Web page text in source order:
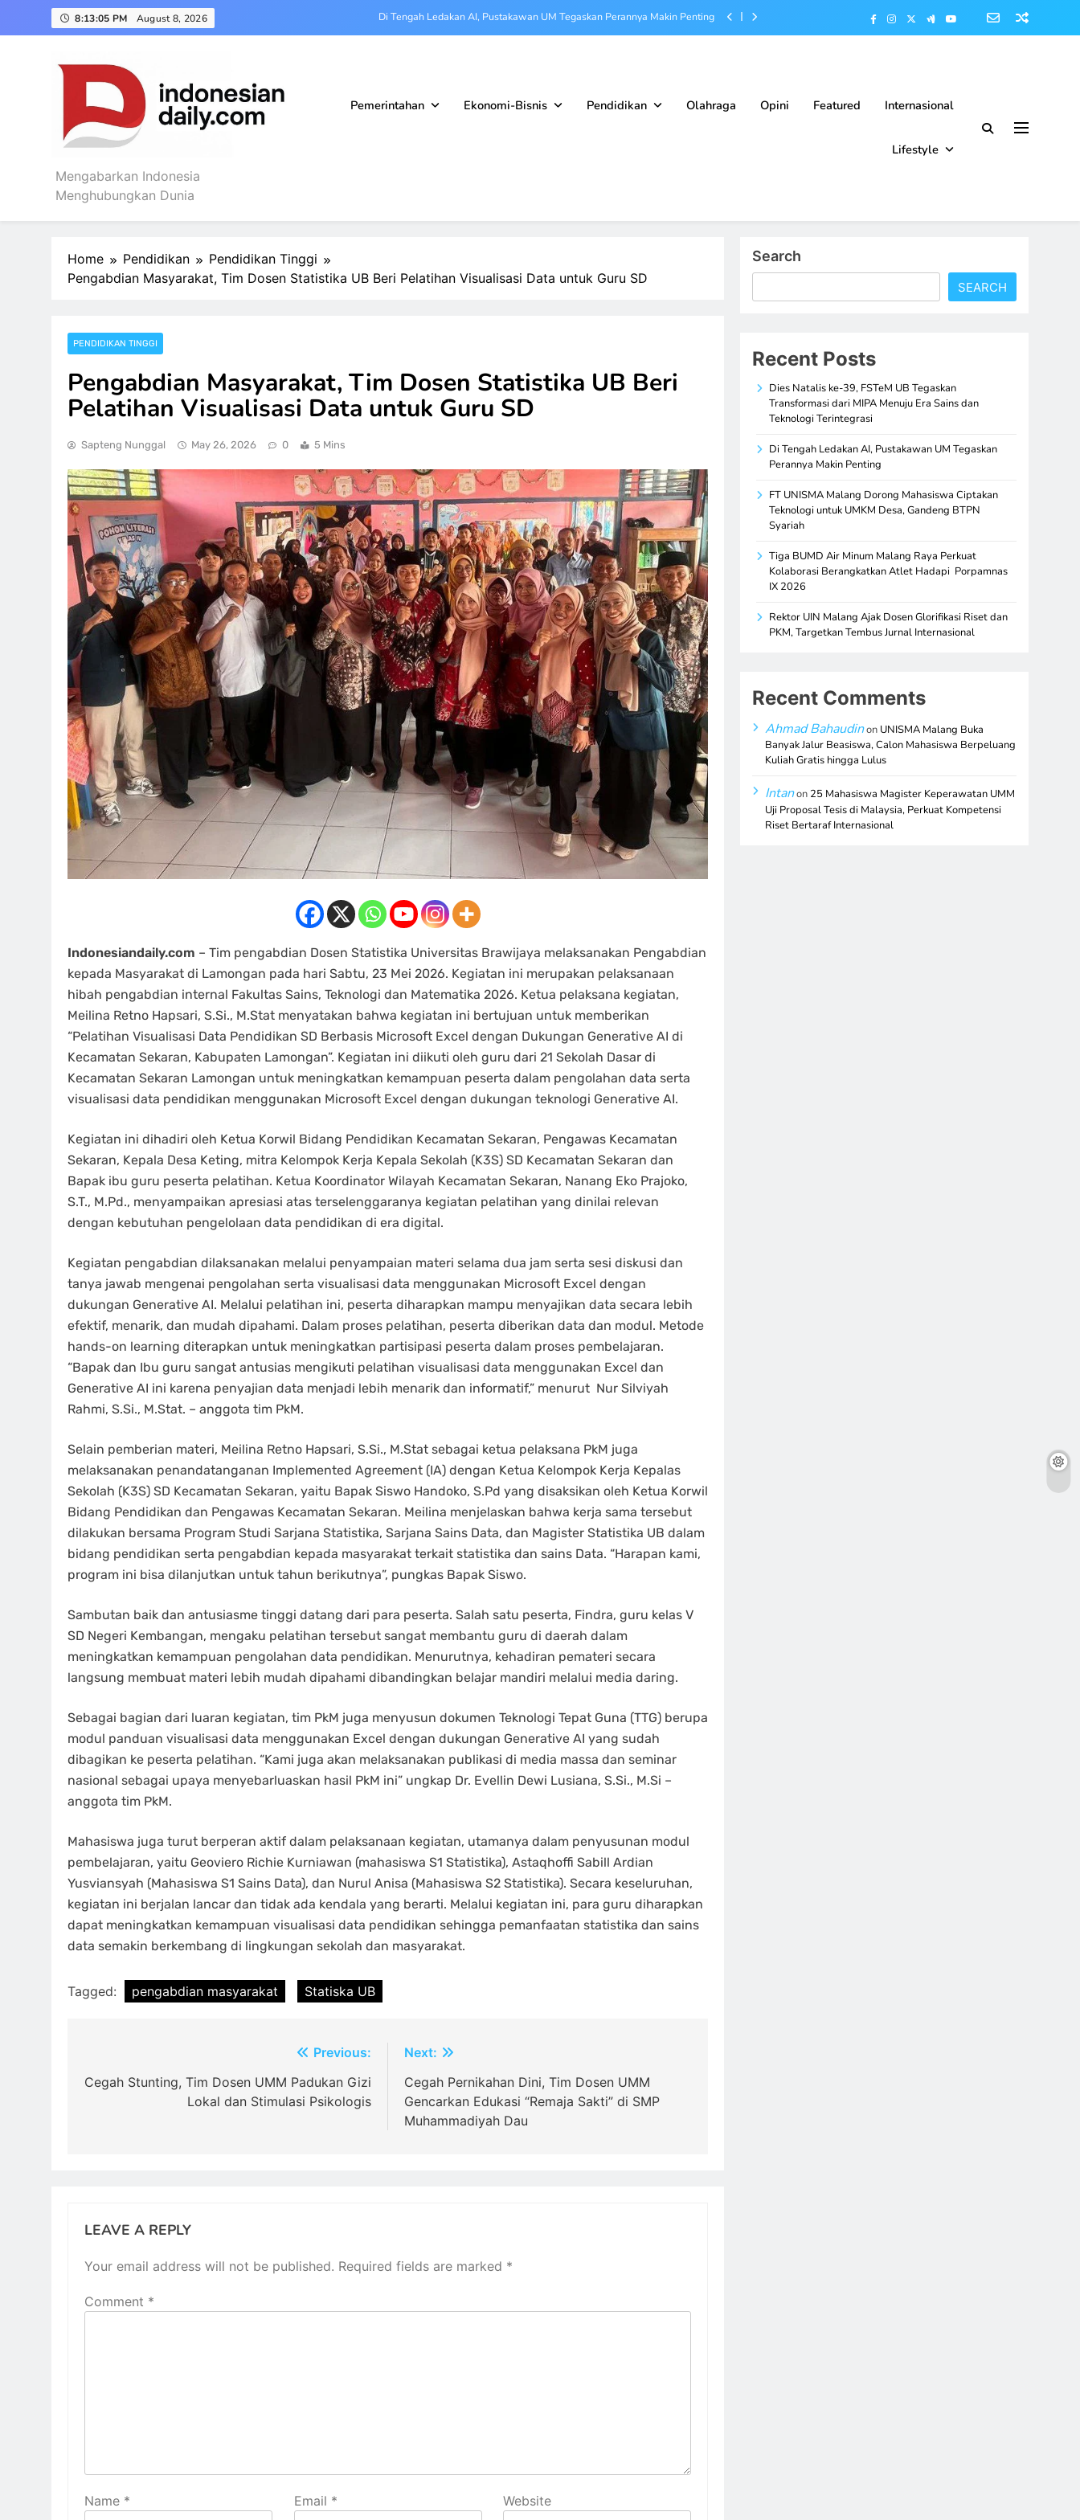
8:13:06 PM August 8, 2026
Di Tengah Ledakan AI, Pustakawan UM Tegaskan Perannya Makin Penting
Tiga BUMD Air Minum Malang Raya Perkuat Kolaborasi Berangkatkan Atlet Hadapi Porpamnas IX
Indonesian Daily
Mengabarkan Indonesia
Menghubungkan Dunia
Pemerintahan Ekonomi-Bisnis Pendidikan Olahraga Opini Featured Internasional
Lifestyle
Home Pendidikan
Pendidikan Tinggi
Pengabdian Masyarakat, Tim Dosen Statistika UB Beri Pelatihan Visualisasi Data untuk Guru SD
PENDIDIKAN TINGGI
Pengabdian Masyarakat, Tim Dosen Statistika UB Beri
Pelatihan Visualisasi Data untuk Guru SD
Sapteng Nunggal May 26, 2026 0 5 Mins
Indonesiandaily.com – Tim pengabdian Dosen Statistika Universitas Brawijaya melaksanakan Pengabdian
kepada Masyarakat di Lamongan pada hari Sabtu, 23 Mei 2026. Kegiatan ini merupakan pelaksanaan
hibah pengabdian internal Fakultas Sains, Teknologi dan Matematika 2026. Ketua pelaksana kegiatan,
Meilina Retno Hapsari, S.Si., M.Stat menyatakan bahwa kegiatan ini bertujuan untuk memberikan
“Pelatihan Visualisasi Data Pendidikan SD Berbasis Microsoft Excel dengan Dukungan Generative AI di
Kecamatan Sekaran, Kabupaten Lamongan”. Kegiatan ini diikuti oleh guru dari 21 Sekolah Dasar di
Kecamatan Sekaran Lamongan untuk meningkatkan kemampuan peserta dalam pengolahan data serta
visualisasi data pendidikan menggunakan Microsoft Excel dengan dukungan teknologi Generative AI.
Kegiatan ini dihadiri oleh Ketua Korwil Bidang Pendidikan Kecamatan Sekaran, Pengawas Kecamatan
Sekaran, Kepala Desa Keting, mitra Kelompok Kerja Kepala Sekolah (K3S) SD Kecamatan Sekaran dan
Bapak ibu guru peserta pelatihan. Ketua Koordinator Wilayah Kecamatan Sekaran, Nanang Eko Prajoko,
S.T., M.Pd., menyampaikan apresiasi atas terselenggaranya kegiatan pelatihan yang dinilai relevan
dengan kebutuhan pengelolaan data pendidikan di era digital.
Kegiatan pengabdian dilaksanakan melalui penyampaian materi selama dua jam serta sesi diskusi dan
tanya jawab mengenai pengolahan serta visualisasi data menggunakan Microsoft Excel dengan
dukungan Generative AI. Melalui pelatihan ini, peserta diharapkan mampu menyajikan data secara lebih
efektif, menarik, dan mudah dipahami. Dalam proses pelatihan, peserta diberikan data dan modul. Metode
hands-on learning diterapkan untuk meningkatkan partisipasi peserta dalam proses pembelajaran.
“Bapak dan Ibu guru sangat antusias mengikuti pelatihan visualisasi data menggunakan Excel dan
Generative AI ini karena penyajian data menjadi lebih menarik dan informatif,” menurut Nur Silviyah
Rahmi, S.Si., M.Stat. – anggota tim PkM.
Selain pemberian materi, Meilina Retno Hapsari, S.Si., M.Stat sebagai ketua pelaksana PkM juga
melaksanakan penandatanganan Implemented Agreement (IA) dengan Ketua Kelompok Kerja Kepalas
Sekolah (K3S) SD Kecamatan Sekaran, yaitu Bapak Siswo Handoko, S.Pd yang disaksikan oleh Ketua Korwil
Bidang Pendidikan dan Pengawas Kecamatan Sekaran. Meilina menjelaskan bahwa kerja sama tersebut
dilakukan bersama Program Studi Sarjana Statistika, Sarjana Sains Data, dan Magister Statistika UB dalam
bidang pendidikan serta pengabdian kepada masyarakat terkait statistika dan sains Data. “Harapan kami,
program ini bisa dilanjutkan untuk tahun berikutnya”, pungkas Bapak Siswo.
Sambutan baik dan antusiasme tinggi datang dari para peserta. Salah satu peserta, Findra, guru kelas V
SD Negeri Kembangan, mengaku pelatihan tersebut sangat membantu guru di daerah dalam
meningkatkan kemampuan pengolahan data pendidikan. Menurutnya, kehadiran pemateri secara
langsung membuat materi lebih mudah dipahami dibandingkan belajar mandiri melalui media daring.
Sebagai bagian dari luaran kegiatan, tim PkM juga menyusun dokumen Teknologi Tepat Guna (TTG) berupa
modul panduan visualisasi data menggunakan Excel dengan dukungan Generative AI yang sudah
dibagikan ke peserta pelatihan. “Kami juga akan melaksanakan publikasi di media massa dan seminar
nasional sebagai upaya menyebarluaskan hasil PkM ini” ungkap Dr. Evellin Dewi Lusiana, S.Si., M.Si –
anggota tim PkM.
Mahasiswa juga turut berperan aktif dalam pelaksanaan kegiatan, utamanya dalam penyusunan modul
pembelajaran, yaitu Geoviero Richie Kurniawan (mahasiswa S1 Statistika), Astaqhoffi Sabill Ardian
Yusviansyah (Mahasiswa S1 Sains Data), dan Nurul Anisa (Mahasiswa S2 Statistika). Secara keseluruhan,
kegiatan ini berjalan lancar dan tidak ada kendala yang berarti. Melalui kegiatan ini, para guru diharapkan
dapat meningkatkan kemampuan visualisasi data pendidikan sehingga pemanfaatan statistika dan sains
data semakin berkembang di lingkungan sekolah dan masyarakat.
Tagged: pengabdian masyarakat Statiska UB
navigation
Previous:
Cegah Stunting, Tim Dosen UMM Padukan Gizi
Lokal dan Stimulasi Psikologis
Next:
Cegah Pernikahan Dini, Tim Dosen UMM
Gencarkan Edukasi “Remaja Sakti” di SMP
Muhammadiyah Dau
LEAVE A REPLY
Your email address will not be published. Required fields are marked *
Comment *
Name * Email * Website
Search
SEARCH
Recent Posts
Dies Natalis ke-39, FSTeM UB Tegaskan
Transformasi dari MIPA Menuju Era Sains dan
Teknologi Terintegrasi
Di Tengah Ledakan AI, Pustakawan UM Tegaskan
Perannya Makin Penting
FT UNISMA Malang Dorong Mahasiswa Ciptakan
Teknologi untuk UMKM Desa, Gandeng BTPN
Syariah
Tiga BUMD Air Minum Malang Raya Perkuat
Kolaborasi Berangkatkan Atlet Hadapi Porpamnas
IX 2026
Rektor UIN Malang Ajak Dosen Glorifikasi Riset dan
PKM, Targetkan Tembus Jurnal Internasional
Recent Comments
Ahmad Bahaudinon UNISMA Malang Buka
Banyak Jalur Beasiswa, Calon Mahasiswa Berpeluang
Kuliah Gratis hingga Lulus
Intanon 25 Mahasiswa Magister Keperawatan UMM
Uji Proposal Tesis di Malaysia, Perkuat Kompetensi
Riset Bertaraf Internasional